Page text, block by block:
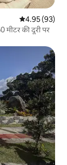
औसत रेटिंग 5 में
4.95 (93)
की दूरी पर